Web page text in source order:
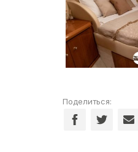
Поделиться: